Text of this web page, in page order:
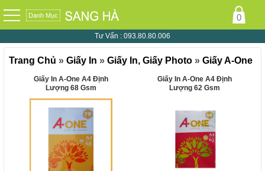
Danh Mục 0
Tư Vấn : 093.80.80.006
Trang Chủ » Giấy In » Giấy In, Giấy Photo » Giấy A-One
Giấy In A-One A4 Định
Lượng 68 Gsm
Giấy In A-One A4 Định
Lượng 62 Gsm